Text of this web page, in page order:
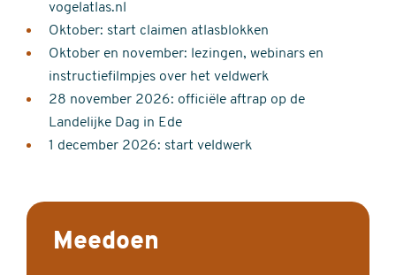
vogelatlas.nl
Oktober: start claimen atlasblokken
Oktober en november: lezingen, webinars en
instructiefilmpjes over het veldwerk
28 november 2026: officiële aftrap op de
Landelijke Dag in Ede
1 december 2026: start veldwerk
Meedoen